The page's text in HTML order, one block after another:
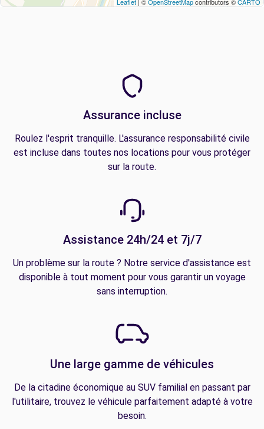
Assurance incluse
Roulez l'esprit tranquille. L'assurance responsabilité civile
est incluse dans toutes nos locations pour vous protéger
sur la route.
Assistance 24h/24 et 7j/7
Un problème sur la route ? Notre service d'assistance est
disponible à tout moment pour vous garantir un voyage
sans interruption.
Une large gamme de véhicules
De la citadine économique au SUV familial en passant par
l'utilitaire, trouvez le véhicule parfaitement adapté à votre
besoin.